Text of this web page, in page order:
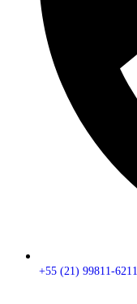
+55 (21) 99811-6211